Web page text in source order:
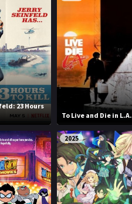
23 Hours
To Live and Die in L.A.
2025